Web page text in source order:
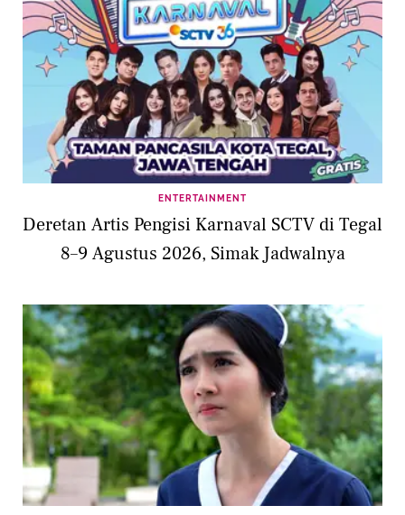
ENTERTAINMENT
Deretan Artis Pengisi Karnaval SCTV di Tegal
8–9 Agustus 2026, Simak Jadwalnya